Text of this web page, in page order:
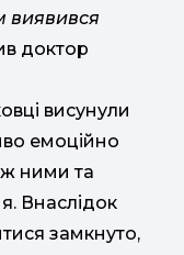
виявився
доктор
висунули
емоційно
ними та
Внаслідок
замкнуто,